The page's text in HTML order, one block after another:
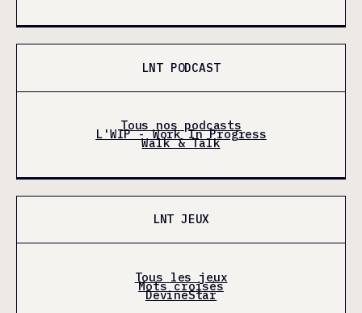
LNT PODCAST
Tous nos podcasts
L'WIP - Work In Progress
Walk & Talk
LNT JEUX
Tous les jeux
Mots croisés
DevineStar